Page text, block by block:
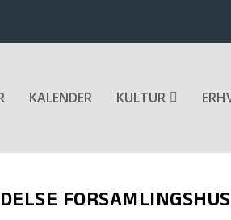
KALENDER KULTUR
FORSAMLINGSHUS